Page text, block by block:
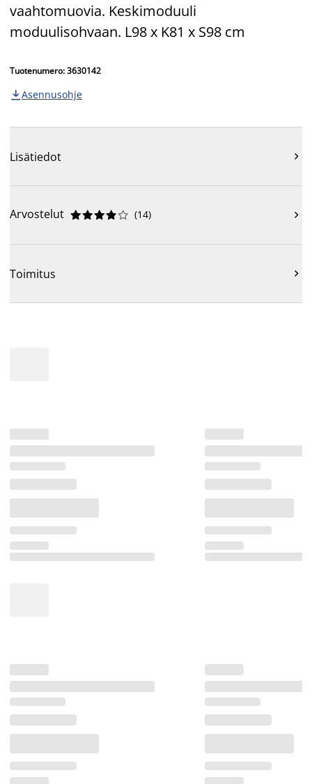
vaahtomuovia. Keskimoduuli
moduulisohvaan. L98 x K81 x S98 cm
Tuotenumero: 3630142
 Asennusohje
Lisätiedot 
Arvostelut 




 (14) 
Toimitus 